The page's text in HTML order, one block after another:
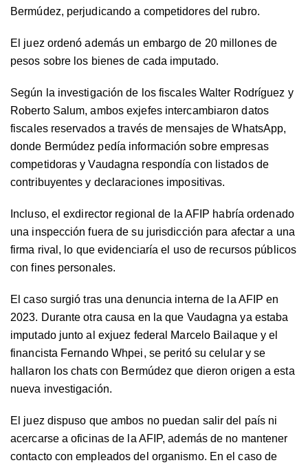
Bermúdez, perjudicando a competidores del rubro.
El juez ordenó además un embargo de 20 millones de
pesos sobre los bienes de cada imputado.
Según la investigación de los fiscales Walter Rodríguez y
Roberto Salum, ambos exjefes intercambiaron datos
fiscales reservados a través de mensajes de WhatsApp,
donde Bermúdez pedía información sobre empresas
competidoras y Vaudagna respondía con listados de
contribuyentes y declaraciones impositivas.
Incluso, el exdirector regional de la AFIP habría ordenado
una inspección fuera de su jurisdicción para afectar a una
firma rival, lo que evidenciaría el uso de recursos públicos
con fines personales.
El caso surgió tras una denuncia interna de la AFIP en
2023. Durante otra causa en la que Vaudagna ya estaba
imputado junto al exjuez federal Marcelo Bailaque y el
financista Fernando Whpei, se peritó su celular y se
hallaron los chats con Bermúdez que dieron origen a esta
nueva investigación.
El juez dispuso que ambos no puedan salir del país ni
acercarse a oficinas de la AFIP, además de no mantener
contacto con empleados del organismo. En el caso de